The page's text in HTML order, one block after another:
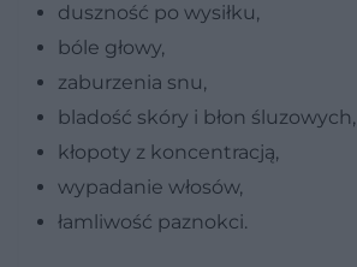
duszność po wysiłku,
bóle głowy,
zaburzenia snu,
bladość skóry i błon śluzowych,
kłopoty z koncentracją,
wypadanie włosów,
łamliwość paznokci.